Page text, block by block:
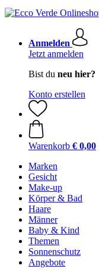
Anmelden
Jetzt anmelden
Bist du neu hier?
Konto erstellen
Warenkorb € 0,00
Marken
Gesicht
Make-up
Körper & Bad
Haare
Männer
Baby & Kind
Themen
Sonnenschutz
Angebote